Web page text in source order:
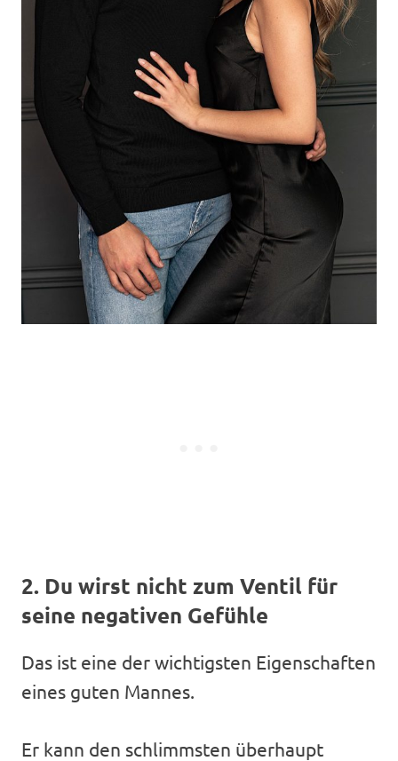
2. Du wirst nicht zum Ventil für
seine negativen Gefühle
Das ist eine der wichtigsten Eigenschaften
eines guten Mannes.
Er kann den schlimmsten überhaupt